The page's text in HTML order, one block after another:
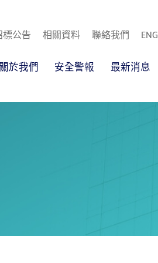
公告
相關資料 聯絡我們 ENG
關於我們 安全警報 最新消息